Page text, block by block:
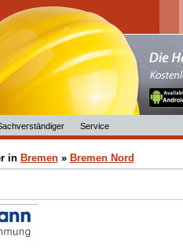
Service
in Bremen» Bremen Nord